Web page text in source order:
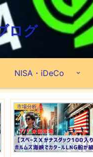
ログ
NISA・iDeCo
市場分析